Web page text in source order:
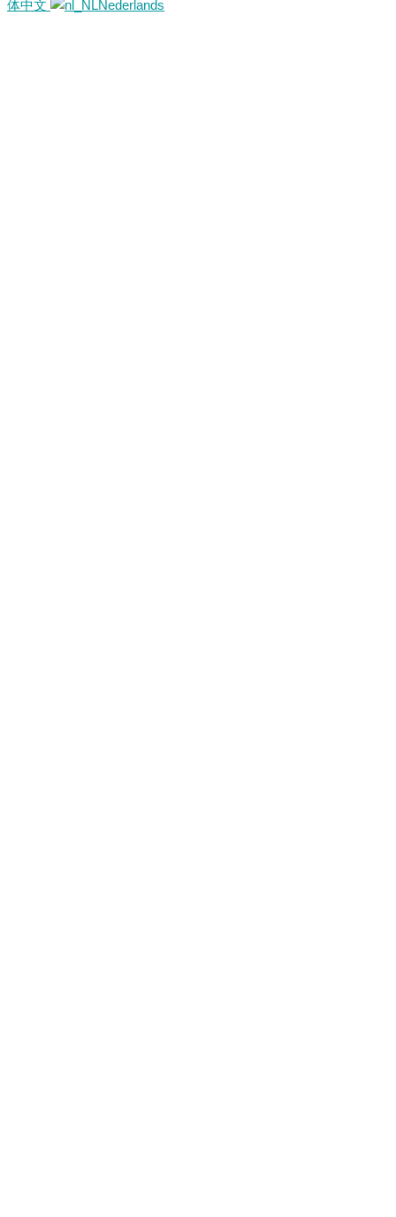
体中文
Nederlands